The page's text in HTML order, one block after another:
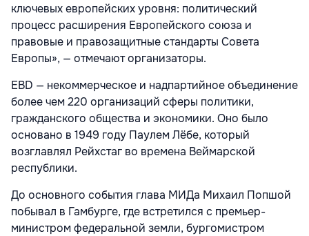
ключевых европейских уровня: политический
процесс расширения Европейского союза и
правовые и правозащитные стандарты Совета
Европы», — отмечают организаторы.
EBD — некоммерческое и надпартийное объединение
более чем 220 организаций сферы политики,
гражданского общества и экономики. Оно было
основано в 1949 году Паулем Лёбе, который
возглавлял Рейхстаг во времена Веймарской
республики.
До основного события глава МИДа Михаил Попшой
побывал в Гамбурге, где встретился с премьер-
министром федеральной земли, бургомистром